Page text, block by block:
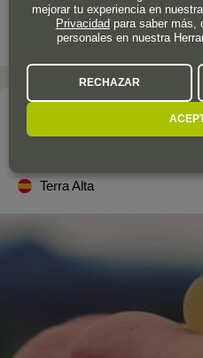
Terra Alta
mejorar tu experiencia en
Privacidadpara saber más,
personales en nuestra
RECHAZAR